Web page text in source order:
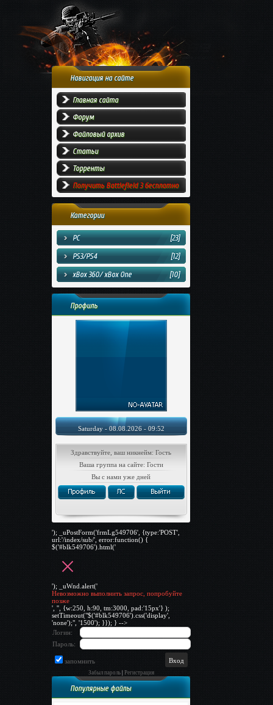
Навигация на сайте
Главная сайта
Форум
Файловый архив
Статьи
Торренты
Получить Battlefield 3 бесплатно
Категории
PC
[23]
PS3/PS4
[12]
xBox 360/ xBox One
[10]
Профиль
Saturday - 08.08.2026 - 09:52
Здравствуйте, ваш никнейм: Гость
Ваша группа на сайте: Гости
Вы с нами уже дней
'); _uPostForm('frmLg549706', {type:'POST',
url:'/index/sub/', error:function() {
$('#blk549706').html('
'); _uWnd.alert('
Невозможно выполнить запрос, попробуйте
позже
', '', {w:250, h:90, tm:3000, pad:'15px'} );
setTimeout("$('#blk549706').css('display',
'none');", '1500'); }}); } -->
Логин:
Пароль:
запомнить
Забыл пароль| Регистрация
Популярные файлы